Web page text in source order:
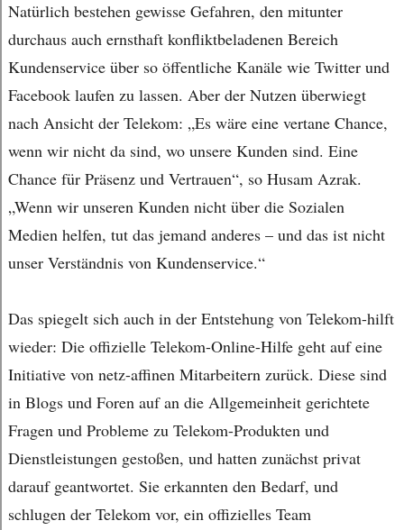
Natürlich bestehen gewisse Gefahren, den mitunter
durchaus auch ernsthaft konfliktbeladenen Bereich
Kundenservice über so öffentliche Kanäle wie Twitter und
Facebook laufen zu lassen. Aber der Nutzen überwiegt
nach Ansicht der Telekom: „Es wäre eine vertane Chance,
wenn wir nicht da sind, wo unsere Kunden sind. Eine
Chance für Präsenz und Vertrauen“, so Husam Azrak.
„Wenn wir unseren Kunden nicht über die Sozialen
Medien helfen, tut das jemand anderes – und das ist nicht
unser Verständnis von Kundenservice.“
Das spiegelt sich auch in der Entstehung von Telekom-hilft
wieder: Die offizielle Telekom-Online-Hilfe geht auf eine
Initiative von netz-affinen Mitarbeitern zurück. Diese sind
in Blogs und Foren auf an die Allgemeinheit gerichtete
Fragen und Probleme zu Telekom-Produkten und
Dienstleistungen gestoßen, und hatten zunächst privat
darauf geantwortet. Sie erkannten den Bedarf, und
schlugen der Telekom vor, ein offizielles Team